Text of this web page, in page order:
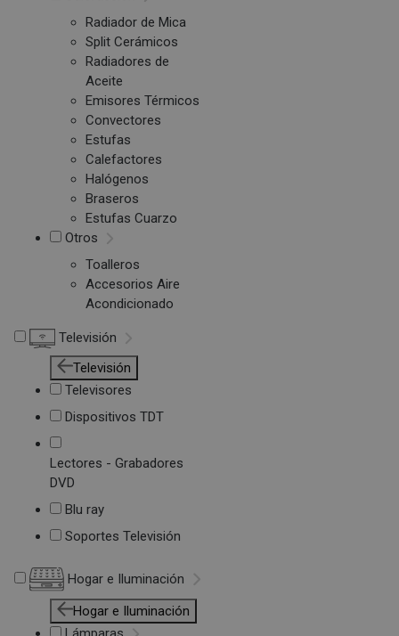
Radiador de Mica
Split Cerámicos
Radiadores de
Aceite
Emisores Térmicos
Convectores
Estufas
Calefactores
Halógenos
Braseros
Estufas Cuarzo
Otros
Toalleros
Accesorios Aire
Acondicionado
Televisión
Televisión
Televisores
Dispositivos TDT
Lectores - Grabadores
DVD
Blu ray
Soportes Televisión
Hogar e Iluminación
Hogar e Iluminación